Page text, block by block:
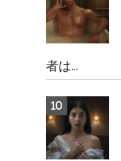
者は...